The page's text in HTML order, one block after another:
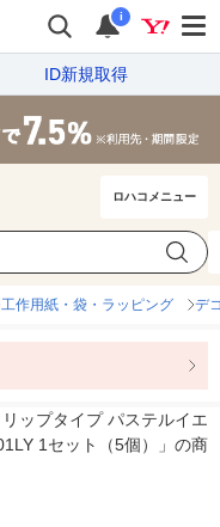
i
ID新規取得
ロハコメニュー
工作用紙・袋・ラッピング デ